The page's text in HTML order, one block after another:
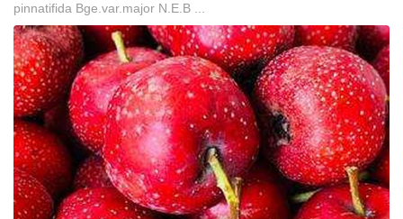
pinnatifida Bge.var.major N.E.B ...